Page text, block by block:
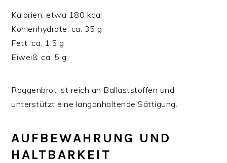
Kalorien: etwa 180 kcal
Kohlenhydrate: ca. 35 g
Fett: ca. 1,5 g
Eiweiß: ca. 5 g
Roggenbrot ist reich an Ballaststoffen und
unterstützt eine langanhaltende Sättigung.
AUFBEWAHRUNG UND
HALTBARKEIT